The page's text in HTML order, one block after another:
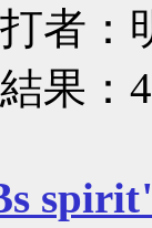
：
果：